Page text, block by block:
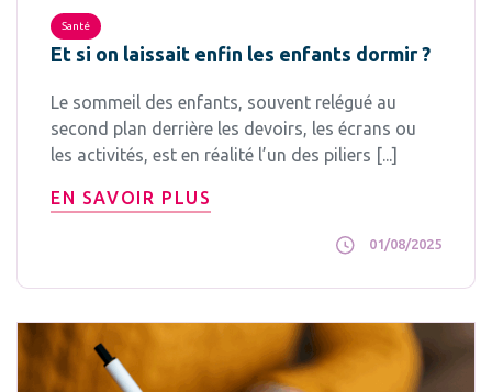
Santé
Et si on laissait enfin les enfants dormir ?
Le sommeil des enfants, souvent relégué au
second plan derrière les devoirs, les écrans ou
les activités, est en réalité l’un des piliers [...]
EN SAVOIR PLUS
01/08/2025